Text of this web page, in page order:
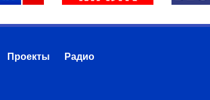
Проекты Радио